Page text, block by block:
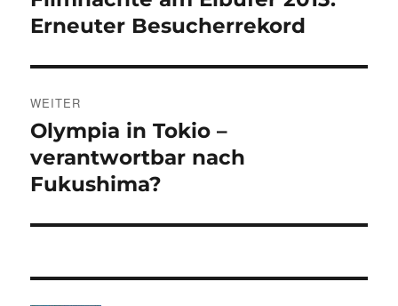
Beitrag:
Erneuter Besucherrekord
WEITER
Nächster
Beitrag:
Olympia in Tokio –
verantwortbar nach
Fukushima?